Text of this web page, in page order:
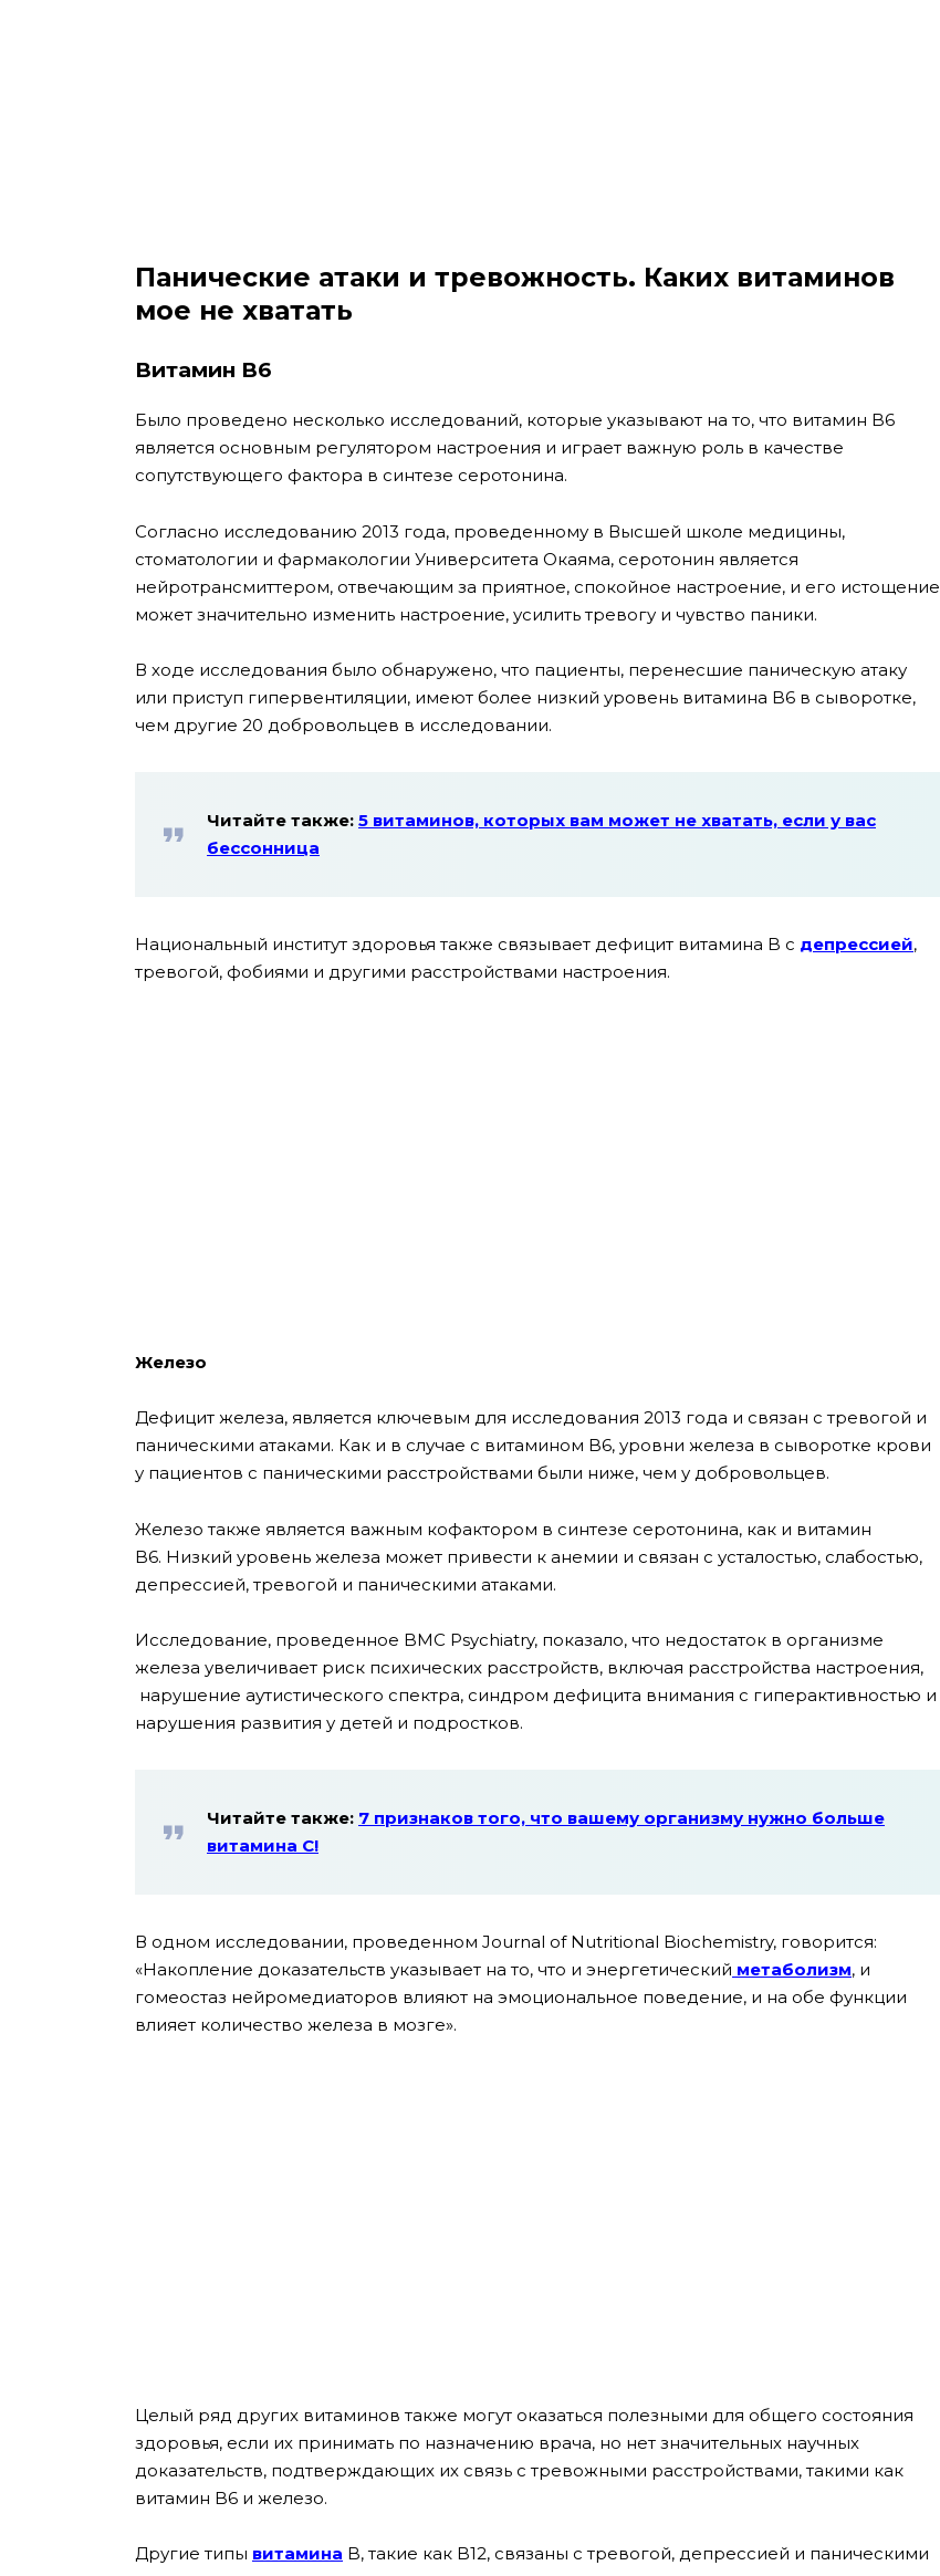
Панические атаки и тревожность. Каких витаминов
мое не хватать
Витамин B6
Было проведено несколько исследований, которые указывают на то, что витамин B6
является основным регулятором настроения и играет важную роль в качестве
сопутствующего фактора в синтезе серотонина.
Согласно исследованию 2013 года, проведенному в Высшей школе медицины,
стоматологии и фармакологии Университета Окаяма, серотонин является
нейротрансмиттером, отвечающим за приятное, спокойное настроение, и его истощение
может значительно изменить настроение, усилить тревогу и чувство паники.
В ходе исследования было обнаружено, что пациенты, перенесшие паническую атаку
или приступ гипервентиляции, имеют более низкий уровень витамина B6 в сыворотке,
чем другие 20 добровольцев в исследовании.
Читайте также: 5 витаминов, которых вам может не хватать, если у вас
бессонница
Национальный институт здоровья также связывает дефицит витамина B с депрессией,
тревогой, фобиями и другими расстройствами настроения.
Железо
Дефицит железа, является ключевым для исследования 2013 года и связан с тревогой и
паническими атаками. Как и в случае с витамином B6, уровни железа в сыворотке крови
у пациентов с паническими расстройствами были ниже, чем у добровольцев.
Железо также является важным кофактором в синтезе серотонина, как и витамин
B6. Низкий уровень железа может привести к анемии и связан с усталостью, слабостью,
депрессией, тревогой и паническими атаками.
Исследование, проведенное BMC Psychiatry, показало, что недостаток в организме
железа увеличивает риск психических расстройств, включая расстройства настроения,
нарушение аутистического спектра, синдром дефицита внимания с гиперактивностью и
нарушения развития у детей и подростков.
Читайте также: 7 признаков того, что вашему организму нужно больше
витамина С!
В одном исследовании, проведенном Journal of Nutritional Biochemistry, говорится:
«Накопление доказательств указывает на то, что и энергетический метаболизм, и
гомеостаз нейромедиаторов влияют на эмоциональное поведение, и на обе функции
влияет количество железа в мозге».
Целый ряд других витаминов также могут оказаться полезными для общего состояния
здоровья, если их принимать по назначению врача, но нет значительных научных
доказательств, подтверждающих их связь с тревожными расстройствами, такими как
витамин B6 и железо.
Другие типы витамина B, такие как B12, связаны с тревогой, депрессией и паническими